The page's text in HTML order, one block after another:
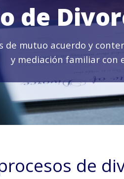
de
de mutuo acuerdo y
y mediación familiar con
de